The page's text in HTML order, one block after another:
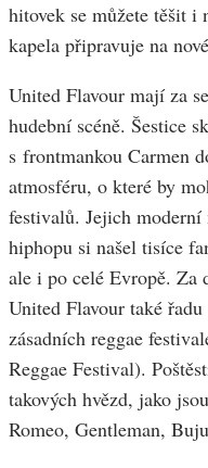
hitovek se můžete těšit i
kapela připravuje na
United Flavour mají za
hudební scéně. Šestice
s frontmankou Carmen
atmosféru, o které by
festivalů. Jejich
hiphopu si našel tisíce
ale i po celé Evropě. Za
United Flavour také
zásadních reggae
Reggae Festival).
takových hvězd, jako
Romeo, Gentleman,